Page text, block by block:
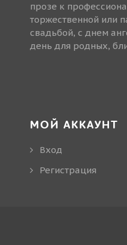
прозе к
торжественной или
свадьбой, с днем
день для родных,
МОЙ АККАУНТ
Вход
Регистрация